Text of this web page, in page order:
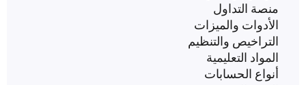
منصة التداول
الأدوات والميزات
التراخيص والتنظيم
المواد التعليمية
أنواع الحسابات